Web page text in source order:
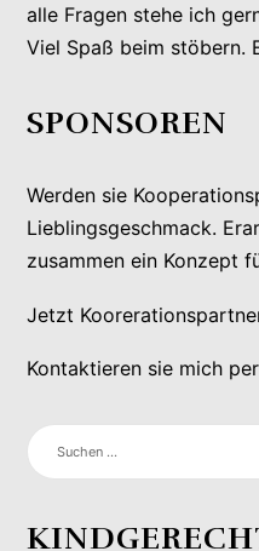
alle Fragen stehe ich
Viel Spaß beim stöbern.
SPONSOREN
Werden sie
Lieblingsgeschmack.
zusammen ein Konzept
Jetzt
Kontaktieren sie mich
SUCHEN
NACH: